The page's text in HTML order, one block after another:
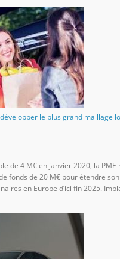
le plus grand maillage
de 4 M€ en janvier 2020, la PME
fonds de 20 M€ pour étendre
en Europe d’ici fin 2025.